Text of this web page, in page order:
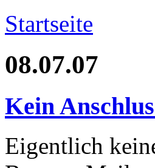
Startseite
08.07.07
Kein
Eigentlich